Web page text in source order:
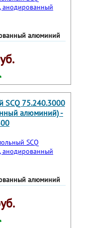
алюминий
SCQ 75.240.3000
алюминий) -
алюминий